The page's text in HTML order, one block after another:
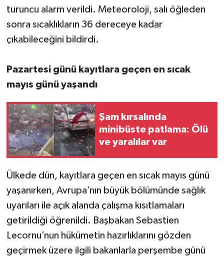
turuncu alarm verildi. Meteoroloji, salı öğleden
sonra sıcaklıkların 36 dereceye kadar
çıkabileceğini bildirdi.
Pazartesi günü kayıtlara geçen en sıcak
mayıs günü yaşandı
Şam kırsalında
minibüste patlama: Ölü
ve yaralılar var
Ülkede dün, kayıtlara geçen en sıcak mayıs günü
yaşanırken, Avrupa’nın büyük bölümünde sağlık
uyarıları ile açık alanda çalışma kısıtlamaları
getirildiği öğrenildi. Başbakan Sebastien
Lecornu’nun hükümetin hazırlıklarını gözden
geçirmek üzere ilgili bakanlarla perşembe günü